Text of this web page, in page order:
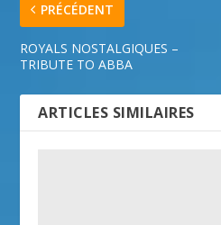
PRÉCÉDENT
ROYALS NOSTALGIQUES –
TRIBUTE TO ABBA
ARTICLES SIMILAIRES